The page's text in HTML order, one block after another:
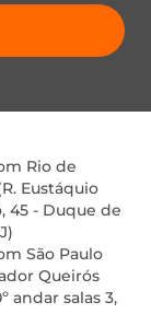
Rio de
Eustáquio
45 - Duque de
São Paulo
Queirós
andar salas 3,